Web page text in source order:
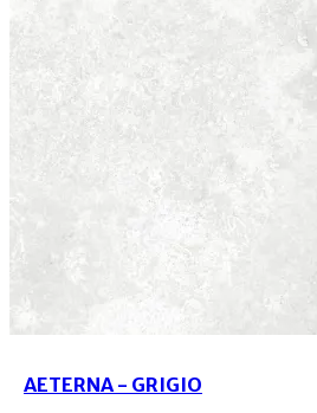
AETERNA - GRIGIO